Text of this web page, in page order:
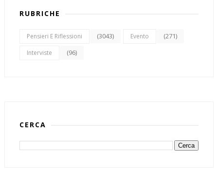
RUBRICHE
Pensieri E Riflessioni (3043) Evento (271)
Interviste (96)
CERCA